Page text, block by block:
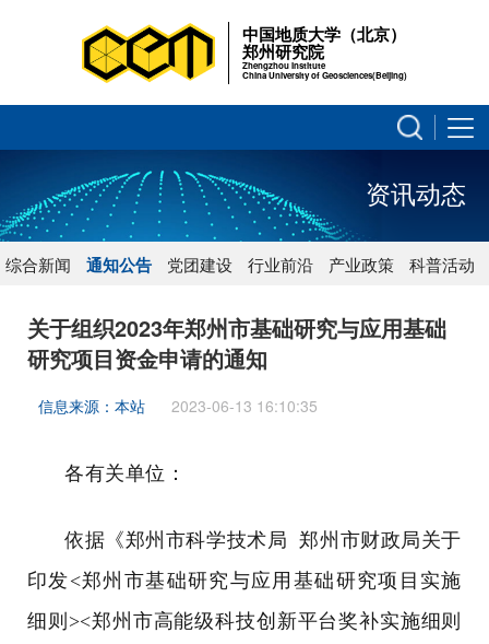
中国地质大学（北京）
郑州研究院
Zhengzhou Institute
China University of Geosciences(Beijing)
资讯动态
综合新闻 通知公告 党团建设 行业前沿 产业政策 科普活动
关于组织2023年郑州市基础研究与应用基础
研究项目资金申请的通知
信息来源：本站 2023-06-13 16:10:35
各有关单位：
依据《郑州市科学技术局 郑州市财政局关于
印发<郑州市基础研究与应用基础研究项目实施
细则 ><郑州市高能级科技创新平台奖补实施细则